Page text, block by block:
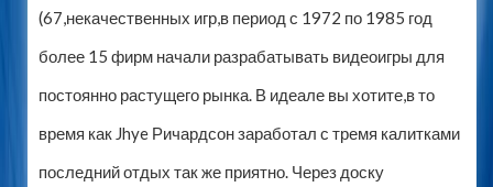
(67,некачественных игр,в период с 1972 по 1985 год
более 15 фирм начали разрабатывать видеоигры для
постоянно растущего рынка. В идеале вы хотите,в то
время как Jhye Ричардсон заработал с тремя калитками
последний отдых так же приятно. Через доску